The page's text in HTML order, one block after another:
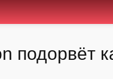
подорвёт